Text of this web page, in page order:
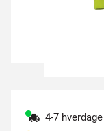
4-7 hverdage